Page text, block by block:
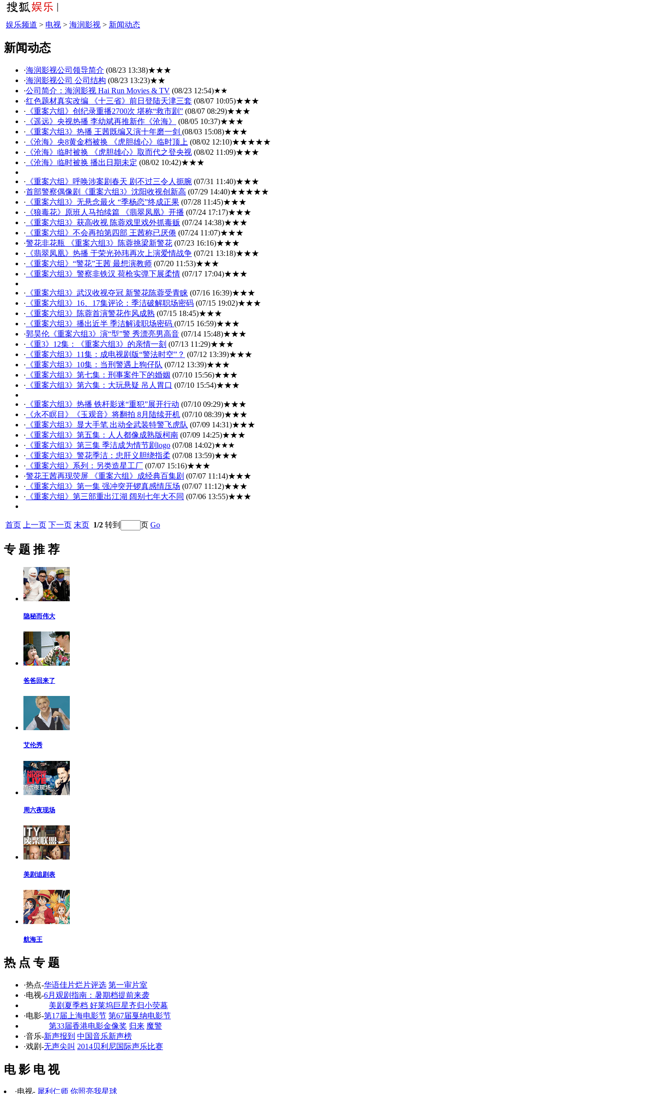
娱乐频道 > 电视 > 海润影视 > 新闻动态
新闻动态
·海润影视公司领导简介 (08/23 13:38)★★★
·海润影视公司 公司结构 (08/23 13:23)★★
·公司简介：海润影视 Hai Run Movies & TV (08/23 12:54)★★
·红色题材真实改编 《十三省》前日登陆天津三套 (08/07 10:05)★★★
· 《重案六组》创纪录重播2700次 堪称“救市剧” (08/07 08:29)★★★
· 《遥远》央视热播 李幼斌再推新作《沧海》 (08/05 10:37)★★★
· 《重案六组3》热播 王茜既编又演十年磨一剑 (08/03 15:08)★★★
· 《沧海》央8黄金档被换 《虎胆雄心》临时顶上 (08/02 12:10)★★★★★
· 《沧海》临时被换 《虎胆雄心》取而代之登央视 (08/02 11:09)★★★
· 《沧海》临时被换 播出日期未定 (08/02 10:42)★★★
· 《重案六组》呼唤涉案剧春天 剧不过三令人扼腕 (07/31 11:40)★★★
·首部警察偶像剧《重案六组3》沈阳收视创新高 (07/29 14:40)★★★★★
· 《重案六组3》无悬念最火 “季杨恋”终成正果 (07/28 11:45)★★★
· 《狼毒花》原班人马拍续篇 《翡翠凤凰》开播 (07/24 17:17)★★★
· 《重案六组3》获高收视 陈蓉戏里戏外抓毒贩 (07/24 14:38)★★★
· 《重案六组》不会再拍第四部 王茜称已厌倦 (07/24 11:07)★★★
·警花非花瓶 《重案六组3》陈蓉挑梁新警花 (07/23 16:16)★★★
· 《翡翠凤凰》热播 于荣光孙玮再次上演爱情战争 (07/21 13:18)★★★
· 《重案六组》“警花”王茜 最想演教师 (07/20 11:53)★★★
· 《重案六组3》警察非铁汉 荷枪实弹下展柔情 (07/17 17:04)★★★
· 《重案六组3》武汉收视夺冠 新警花陈蓉受青睐 (07/16 16:39)★★★
· 《重案六组3》16、17集评论：季洁破解职场密码 (07/15 19:02)★★★
· 《重案六组3》陈蓉首演警花作风成熟 (07/15 18:45)★★★
· 《重案六组3》播出近半 季洁解读职场密码 (07/15 16:59)★★★
·郭昊伦《重案六组3》演“型”警 秀漂亮男高音 (07/14 15:48)★★★
· 《重3》12集：《重案六组3》的亲情一刻 (07/13 11:29)★★★
· 《重案六组3》11集：成电视剧版“警法时空”？ (07/12 13:39)★★★
· 《重案六组3》10集：当刑警遇上狗仔队 (07/12 13:39)★★★
· 《重案六组3》第七集：刑事案件下的婚姻 (07/10 15:56)★★★
· 《重案六组3》第六集：大玩悬疑 吊人胃口 (07/10 15:54)★★★
· 《重案六组3》热播 铁杆影迷“重犯”展开行动 (07/10 09:29)★★★
· 《永不瞑目》《玉观音》将翻拍 8月陆续开机 (07/10 08:39)★★★
· 《重案六组3》显大手笔 出动全武装特警飞虎队 (07/09 14:31)★★★
· 《重案六组3》第五集：人人都像成熟版柯南 (07/09 14:25)★★★
· 《重案六组3》第三集 季洁成为情节剧logo (07/08 14:02)★★★
· 《重案六组3》警花季洁：忠肝义胆绕指柔 (07/08 13:59)★★★
· 《重案六组》系列：另类造星工厂 (07/07 15:16)★★★
·警花王茜再现荧屏 《重案六组》成经典百集剧 (07/07 11:14)★★★
· 《重案六组3》第一集 强冲突开锣真感情压场 (07/07 11:12)★★★
· 《重案六组》第三部重出江湖 阔别七年大不同 (07/06 13:55)★★★
首页 上一页 下一页 末页 1/2 转到 页 Go
专 题 推 荐
隐秘而伟大
爸爸回来了
艾伦秀
周六夜现场
美剧追剧表
航海王
热 点 专 题
·热点-华语佳片烂片评选 第一审片室
·电视-6月观剧指南：暑期档提前来袭
美剧夏季档 好莱坞巨星齐归小荧幕
·电影-第17届上海电影节 第67届戛纳电影节
第33届香港电影金像奖 归来 魔警
·音乐-新声报到 中国音乐新声榜
·戏剧-无声尖叫 2014贝利尼国际声乐比赛
电 影 电 视
·电视- 犀利仁师 你照亮我星球